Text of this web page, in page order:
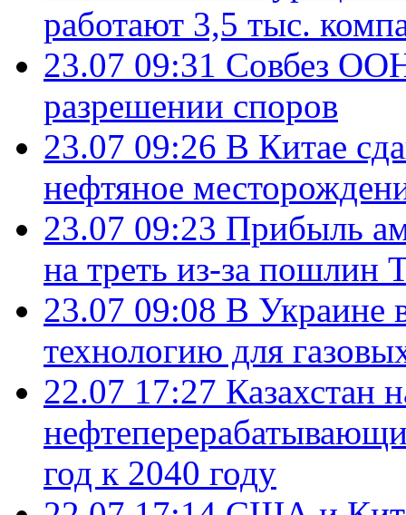
работают 3,5 тыс.
23.07 09:31 Совбез
разрешении споров
23.07 09:26 В Китае
нефтяное
23.07 09:23 Прибыль
на треть из-за пошлин
23.07 09:08 В Украине
технологию для
22.07 17:27 Казахстан
год к 2040 году